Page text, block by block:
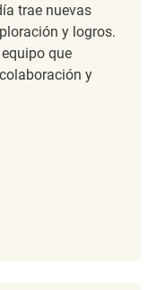
trae nuevas
y logros.
que
y